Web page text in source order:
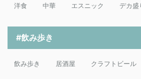
洋食 中華 エスニック デカ盛
#飲み歩き
飲み歩き 居酒屋 クラフトビール